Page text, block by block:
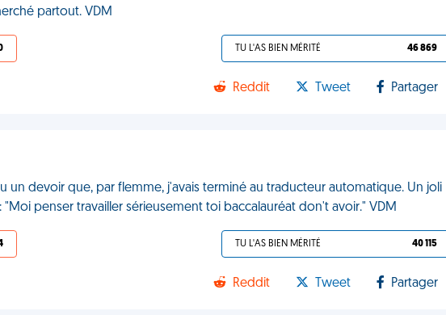
partout. VDM
TU L'AS BIEN MÉRITÉ 46 869
Reddit Tweet Partager
un devoir que, par flemme, j'avais terminé au traducteur automatique. Un joli
penser travailler sérieusement toi baccalauréat don't avoir." VDM
TU L'AS BIEN MÉRITÉ 40 115
Reddit Tweet Partager